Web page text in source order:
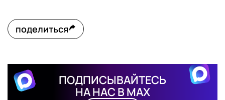
поделиться
ПОДПИСЫВАЙТЕСЬ
НА НАС В MAX